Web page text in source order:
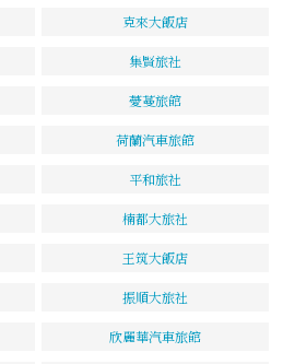
克來大飯店
集賢旅社
薆蔓旅館
荷蘭汽車旅館
平和旅社
楠都大旅社
王筑大飯店
振順大旅社
欣麗華汽車旅館